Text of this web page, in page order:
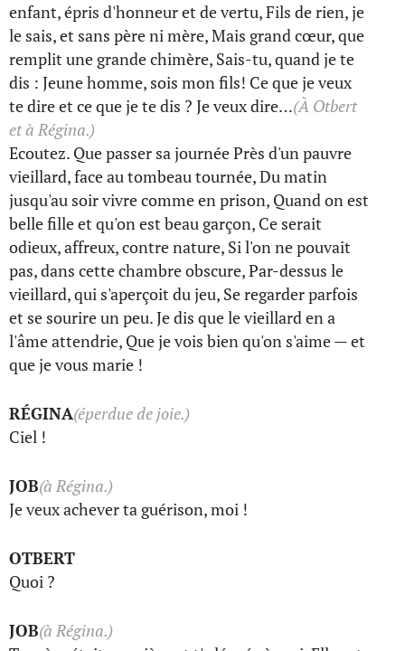
enfant, épris d'honneur et de vertu, Fils de rien, je
le sais, et sans père ni mère, Mais grand cœur, que
remplit une grande chimère, Sais-tu, quand je te
dis : Jeune homme, sois mon fils! Ce que je veux
te dire et ce que je te dis ? Je veux dire…(À Otbert
et à Régina.)
Ecoutez. Que passer sa journée Près d'un pauvre
vieillard, face au tombeau tournée, Du matin
jusqu'au soir vivre comme en prison, Quand on est
belle fille et qu'on est beau garçon, Ce serait
odieux, affreux, contre nature, Si l'on ne pouvait
pas, dans cette chambre obscure, Par-dessus le
vieillard, qui s'aperçoit du jeu, Se regarder parfois
et se sourire un peu. Je dis que le vieillard en a
l'âme attendrie, Que je vois bien qu'on s'aime — et
que je vous marie !
RÉGINA(éperdue de joie.)
Ciel !
JOB(à Régina.)
Je veux achever ta guérison, moi !
OTBERT
Quoi ?
JOB(à Régina.)